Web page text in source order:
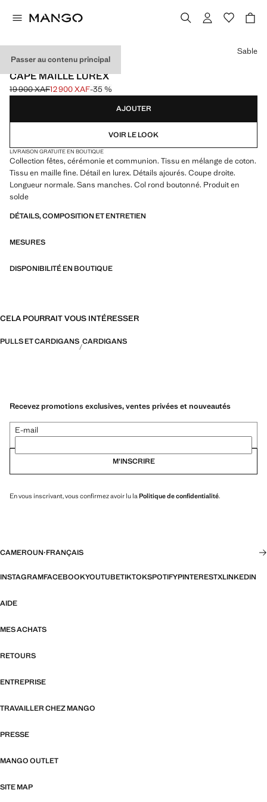
Passer au contenu principal
CELEBRATION
CAPE MAILLE LUREX
Prix initial barré [19 900 XAF ]
19 900 XAF
Prix actuel [12 900 XAF ]
12 900 XAF-35 %
Choisissez une couleur
Sable
AJOUTER
VOIR LE LOOK
LIVRAISON GRATUITE EN BOUTIQUE
Collection fêtes, cérémonie et communion. Tissu en mélange de coton.
Tissu en maille fine. Détail en lurex. Détails ajourés. Coupe droite.
Longueur normale. Sans manches. Col rond boutonné. Produit en
solde
DÉTAILS, COMPOSITION ET ENTRETIEN
MESURES
DISPONIBILITÉ EN BOUTIQUE
CELA POURRAIT VOUS INTÉRESSER
PULLS ET CARDIGANS CARDIGANS
Recevez promotions exclusives, ventes privées et nouveautés
E-mail
M’INSCRIRE
En vous inscrivant, vous confirmez avoir lu la Politique de confidentialité.
CAMEROUN·FRANÇAIS
INSTAGRAMFACEBOOKYOUTUBETIKTOKSPOTIFYPINTERESTXLINKEDIN
AIDE
MES ACHATS
RETOURS
ENTREPRISE
TRAVAILLER CHEZ MANGO
PRESSE
MANGO OUTLET
SITE MAP